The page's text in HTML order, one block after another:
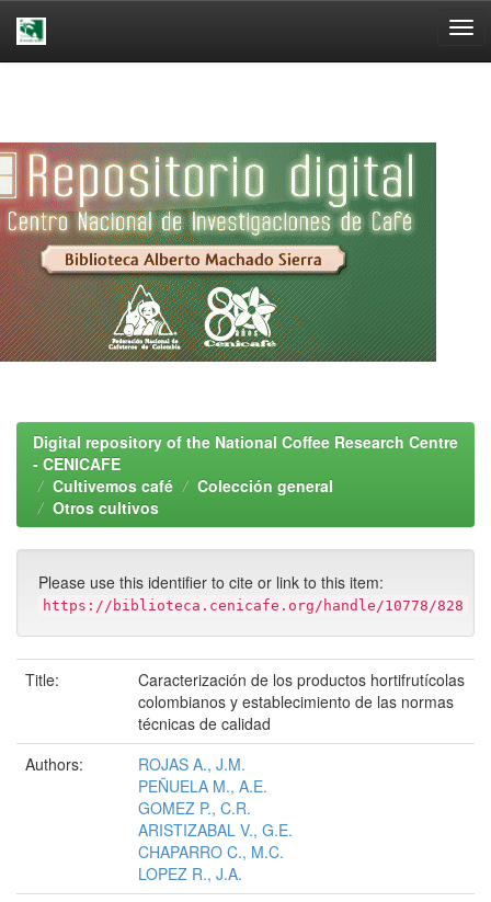
Digital repository of the National Coffee Research Centre
- CENICAFE
Cultivemos café
Colección general
Otros cultivos
Please use this identifier to cite or link to this item:
https://biblioteca.cenicafe.org/handle/10778/828
Title:
Caracterización de los productos hortifrutícolas
colombianos y establecimiento de las normas
técnicas de calidad
Authors:
ROJAS A., J.M.
PEÑUELA M., A.E.
GOMEZ P., C.R.
ARISTIZABAL V., G.E.
CHAPARRO C., M.C.
LOPEZ R., J.A.